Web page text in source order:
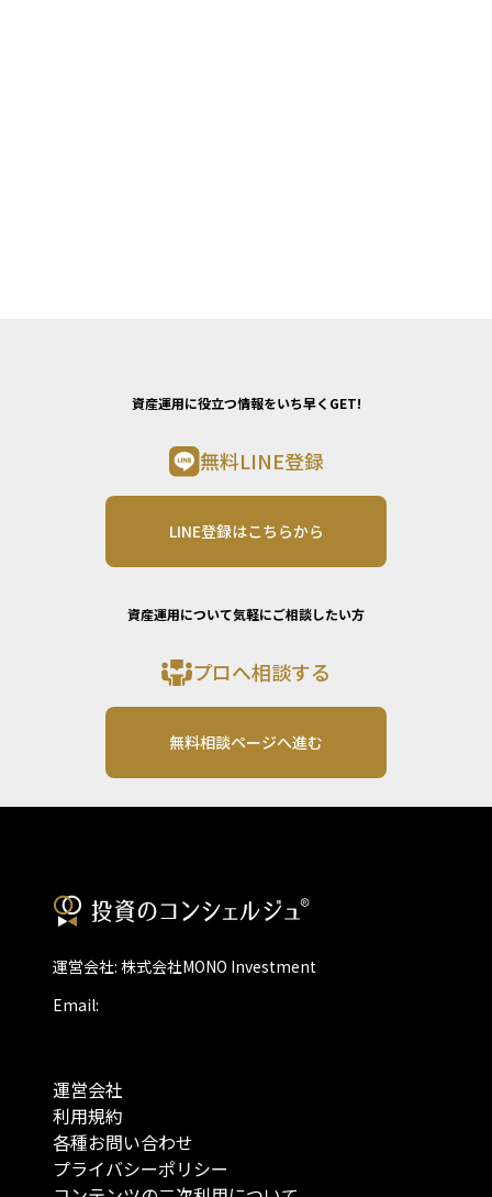
資産運用に役立つ情報をいち早くGET!
無料LINE登録
LINE登録はこちらから
資産運用について気軽にご相談したい方
プロへ相談する
無料相談ページへ進む
運営会社: 株式会社MONO Investment
Email:
運営会社
利用規約
各種お問い合わせ
プライバシーポリシー